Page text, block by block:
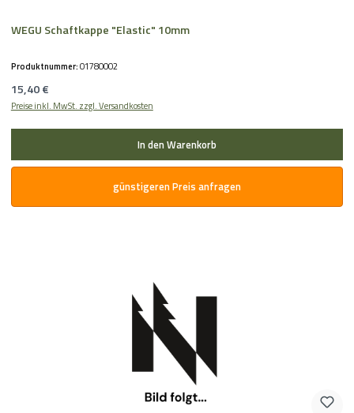
WEGU Schaftkappe "Elastic" 10mm
Produktnummer:01780002
Regulärer Preis:
15,40 €
Preise inkl. MwSt. zzgl. Versandkosten
In den Warenkorb
günstigeren Preis anfragen